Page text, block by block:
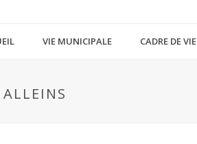
VIE MUNICIPALE CADRE DE VIE